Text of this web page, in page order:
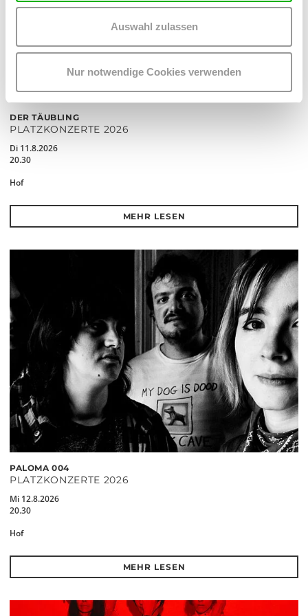
Auswahl zulassen
Nur notwendige Cookies verwenden
DER TÄUBLING
PLATZKONZERTE 2026
Di 11.8.2026
20.30
Hof
MEHR LESEN
PALOMA 004
PLATZKONZERTE 2026
Mi 12.8.2026
20.30
Hof
MEHR LESEN